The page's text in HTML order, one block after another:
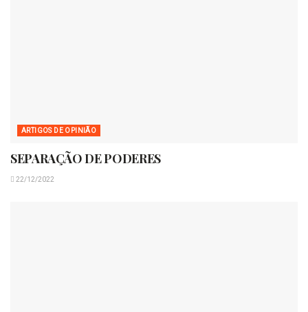
ARTIGOS DE OPINIÃO
SEPARAÇÃO DE PODERES
22/12/2022